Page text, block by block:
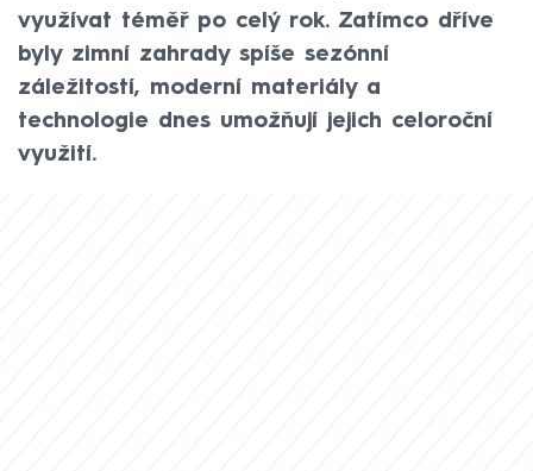
využívat téměř po celý rok. Zatímco dříve
byly zimní zahrady spíše sezónní
záležitostí, moderní materiály a
technologie dnes umožňují jejich celoroční
využití.